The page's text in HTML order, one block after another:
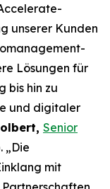
unserer Kunden
Lösungen für
bis hin zu
und digitaler
Senior
. „Die
mit